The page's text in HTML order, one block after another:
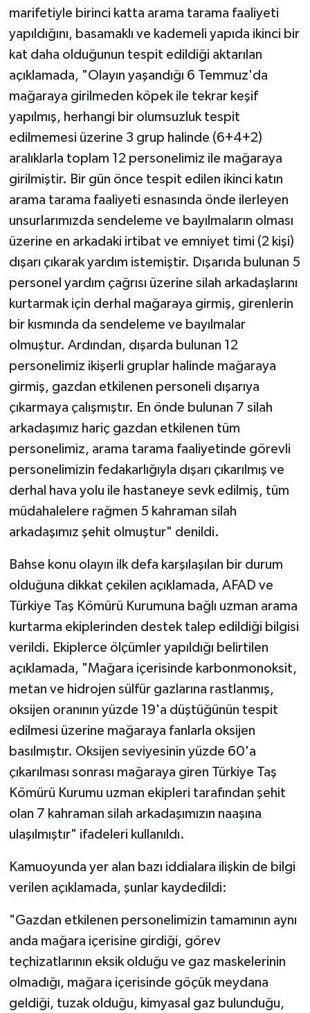
marifetiyle birinci katta arama tarama faaliyeti
yapıldığını, basamaklı ve kademeli yapıda ikinci bir
kat daha olduğunun tespit edildiği aktarılan
açıklamada, "Olayın yaşandığı 6 Temmuz'da
mağaraya girilmeden köpek ile tekrar keşif
yapılmış, herhangi bir olumsuzluk tespit
edilmemesi üzerine 3 grup halinde (6+4+2)
aralıklarla toplam 12 personelimiz ile mağaraya
girilmiştir. Bir gün önce tespit edilen ikinci katın
arama tarama faaliyeti esnasında önde ilerleyen
unsurlarımızda sendeleme ve bayılmaların olması
üzerine en arkadaki irtibat ve emniyet timi (2 kişi)
dışarı çıkarak yardım istemiştir. Dışarıda bulunan 5
personel yardım çağrısı üzerine silah arkadaşlarını
kurtarmak için derhal mağaraya girmiş, girenlerin
bir kısmında da sendeleme ve bayılmalar
olmuştur. Ardından, dışarda bulunan 12
personelimiz ikişerli gruplar halinde mağaraya
girmiş, gazdan etkilenen personeli dışarıya
çıkarmaya çalışmıştır. En önde bulunan 7 silah
arkadaşımız hariç gazdan etkilenen tüm
personelimiz, arama tarama faaliyetinde görevli
personelimizin fedakarlığıyla dışarı çıkarılmış ve
derhal hava yolu ile hastaneye sevk edilmiş, tüm
müdahalelere rağmen 5 kahraman silah
arkadaşımız şehit olmuştur" denildi.
Bahse konu olayın ilk defa karşılaşılan bir durum
olduğuna dikkat çekilen açıklamada, AFAD ve
Türkiye Taş Kömürü Kurumuna bağlı uzman arama
kurtarma ekiplerinden destek talep edildiği bilgisi
verildi. Ekiplerce ölçümler yapıldığı belirtilen
açıklamada, "Mağara içerisinde karbonmonoksit,
metan ve hidrojen sülfür gazlarına rastlanmış,
oksijen oranının yüzde 19'a düştüğünün tespit
edilmesi üzerine mağaraya fanlarla oksijen
basılmıştır. Oksijen seviyesinin yüzde 60'a
çıkarılması sonrası mağaraya giren Türkiye Taş
Kömürü Kurumu uzman ekipleri tarafından şehit
olan 7 kahraman silah arkadaşımızın naaşına
ulaşılmıştır" ifadeleri kullanıldı.
Kamuoyunda yer alan bazı iddialara ilişkin de bilgi
verilen açıklamada, şunlar kaydedildi:
"Gazdan etkilenen personelimizin tamamının aynı
anda mağara içerisine girdiği, görev
teçhizatlarının eksik olduğu ve gaz maskelerinin
olmadığı, mağara içerisinde göçük meydana
geldiği, tuzak olduğu, kimyasal gaz bulunduğu,